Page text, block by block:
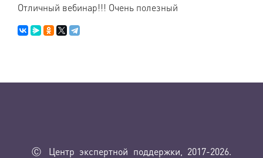
Отличный вебинар!!! Очень полезный
Ⓒ Центр экспертной поддержки, 2017-2026.